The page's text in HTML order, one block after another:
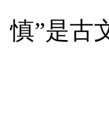
慎”是古